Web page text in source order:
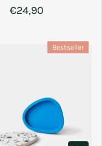
Normale prijs
€24,90
Bestseller